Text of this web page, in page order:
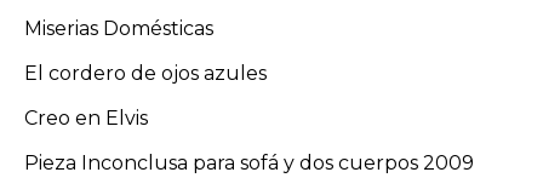
Miserias Domésticas
El cordero de ojos azules
Creo en Elvis
Pieza Inconclusa para sofá y dos cuerpos 2009